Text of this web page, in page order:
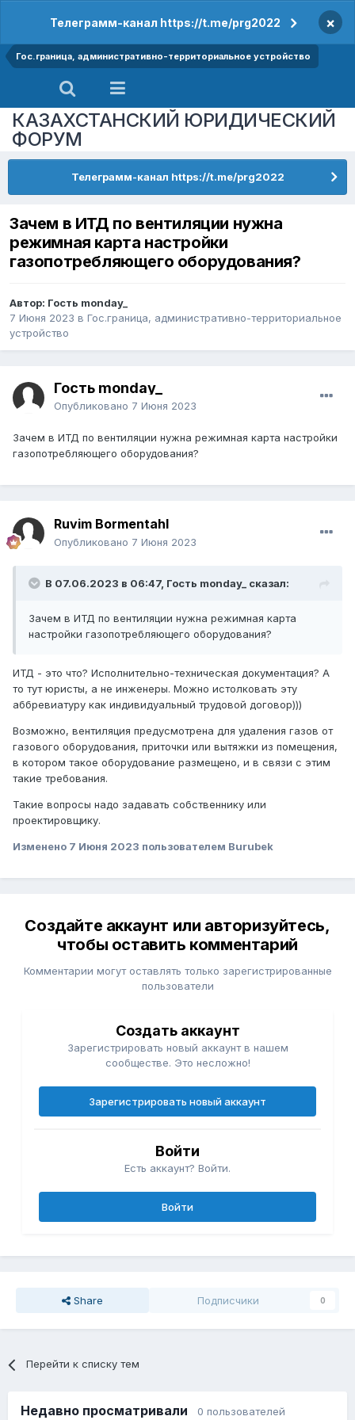
Телеграмм-канал https://t.me/prg2022 ×
Гос.граница, административно-территориальное устройство
КАЗАХСТАНСКИЙ ЮРИДИЧЕСКИЙ
ФОРУМ
Телеграмм-канал https://t.me/prg2022
Зачем в ИТД по вентиляции нужна
режимная карта настройки
газопотребляющего оборудования?
Автор: Гость monday_
7 Июня 2023 в Гос.граница, административно-территориальное
устройство
Гость monday_
Опубликовано 7 Июня 2023
Зачем в ИТД по вентиляции нужна режимная карта настройки
газопотребляющего оборудования?
Ruvim Bormentahl
Опубликовано 7 Июня 2023
В 07.06.2023 в 06:47, Гость monday_ сказал:
Зачем в ИТД по вентиляции нужна режимная карта
настройки газопотребляющего оборудования?
ИТД - это что? Исполнительно-техническая документация? А
то тут юристы, а не инженеры. Можно истолковать эту
аббревиатуру как индивидуальный трудовой договор)))
Возможно, вентиляция предусмотрена для удаления газов от
газового оборудования, приточки или вытяжки из помещения,
в котором такое оборудование размещено, и в связи с этим
такие требования.
Такие вопросы надо задавать собственнику или
проектировщику.
Изменено 7 Июня 2023 пользователем Burubek
Создайте аккаунт или авторизуйтесь,
чтобы оставить комментарий
Комментарии могут оставлять только зарегистрированные
пользователи
Создать аккаунт
Зарегистрировать новый аккаунт в нашем
сообществе. Это несложно!
Зарегистрировать новый аккаунт
Войти
Есть аккаунт? Войти.
Войти
Share Подписчики 0
Перейти к списку тем
Недавно просматривали 0 пользователей